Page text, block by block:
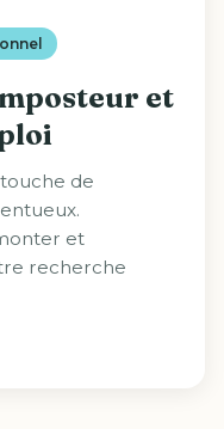
et
de
et
recherche